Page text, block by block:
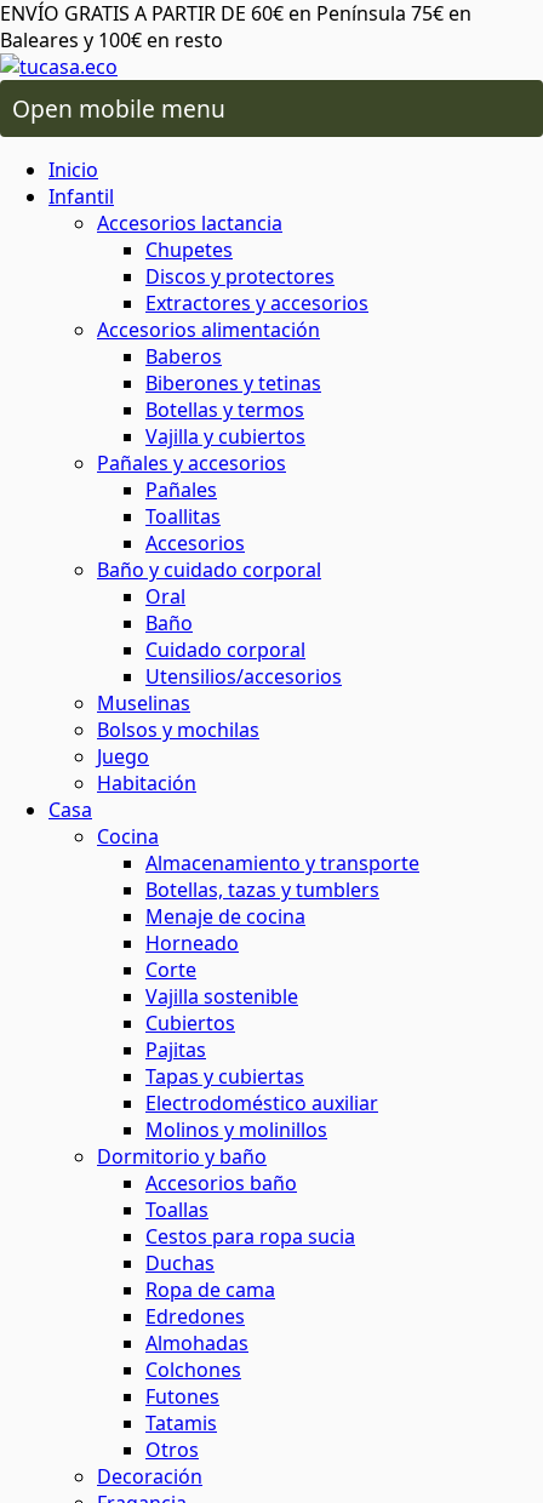
ENVÍO GRATIS A PARTIR DE 60€ en Península 75€ en
Baleares y 100€ en resto
Open mobile menu
oral
capilar
y baño
y horticultura
residuos
lactancia
alimentación
accesorios
corporal
Inicio
Infantil
Accesorios lactancia
Chupetes
Discos y protectores
Extractores y accesorios
Accesorios alimentación
Baberos
Biberones y tetinas
Botellas y termos
Vajilla y cubiertos
Pañales y accesorios
Pañales
Toallitas
Accesorios
Baño y cuidado corporal
Oral
Baño
Cuidado corporal
Utensilios/accesorios
Muselinas
Bolsos y mochilas
Juego
Habitación
Casa
Cocina
Almacenamiento y transporte
Botellas, tazas y tumblers
Menaje de cocina
Horneado
Corte
Vajilla sostenible
Cubiertos
Pajitas
Tapas y cubiertas
Electrodoméstico auxiliar
Molinos y molinillos
Dormitorio y baño
Accesorios baño
Toallas
Cestos para ropa sucia
Duchas
Ropa de cama
Edredones
Almohadas
Colchones
Futones
Tatamis
Otros
Decoración